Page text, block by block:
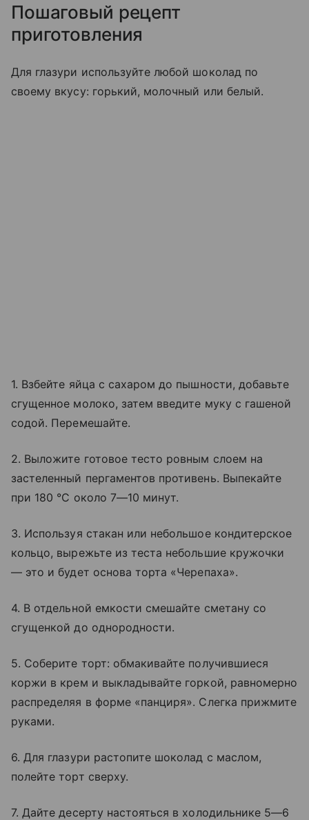
Пошаговый рецепт
приготовления
Для глазури используйте любой шоколад по
своему вкусу: горький, молочный или белый.
1. Взбейте яйца с сахаром до пышности, добавьте
сгущенное молоко, затем введите муку с гашеной
содой. Перемешайте.
2. Выложите готовое тесто ровным слоем на
застеленный пергаментов противень. Выпекайте
при 180 °C около 7—10 минут.
3. Используя стакан или небольшое кондитерское
кольцо, вырежьте из теста небольшие кружочки
— это и будет основа торта «Черепаха».
4. В отдельной емкости смешайте сметану со
сгущенкой до однородности.
5. Соберите торт: обмакивайте получившиеся
коржи в крем и выкладывайте горкой, равномерно
распределяя в форме «панциря». Слегка прижмите
руками.
6. Для глазури растопите шоколад с маслом,
полейте торт сверху.
7. Дайте десерту настояться в холодильнике 5—6